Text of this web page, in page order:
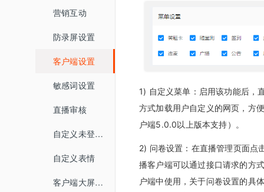
营销设置
观看端设置
讲师端设置
助教端设置
直播记录
直播回放
直播文档
直播监控
营销互动
直播回放
直播统计
高级设置
营销互动
防录屏设置
客户端设置
敏感词设置
直播审核
自定义未登录页
自定义表情
客户端大屏布局管理
1) 自定义菜单：启用该功能后，
方式加载用户自定义的网页，方
户端5.0.0以上版本支持）。
2) 问卷设置：在直播管理页面点
播客户端可以通过接口请求的方
户端中使用，关于问卷设置的具